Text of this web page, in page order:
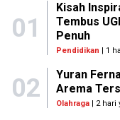
01
Kisah
Tembus
Penuh
Pendidikan | 1
02
Yuran
Arema
Olahraga| 2 hari